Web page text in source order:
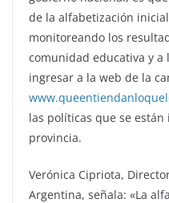
de la alfabetización
monitoreando los
comunidad educativa y a
ingresar a la web de la
las políticas que se
provincia.
Verónica Cipriota,
Argentina, señala: «La